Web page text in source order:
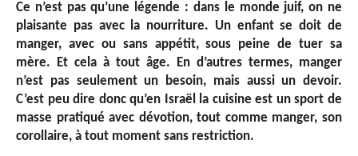
Ce n’est pas qu’une légende : dans le monde juif, on ne
plaisante pas avec la nourriture. Un enfant se doit de
manger, avec ou sans appétit, sous peine de tuer sa
mère. Et cela à tout âge. En d’autres termes, manger
n’est pas seulement un besoin, mais aussi un devoir.
C’est peu dire donc qu’en Israël la cuisine est un sport de
masse pratiqué avec dévotion, tout comme manger, son
corollaire, à tout moment sans restriction.